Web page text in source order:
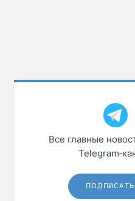
Все главные